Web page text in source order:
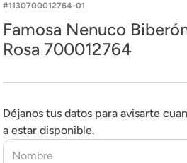
1130700012764-01
Famosa Nenuco
Rosa 700012764
Déjanos tus datos para avisarte
a estar disponible.